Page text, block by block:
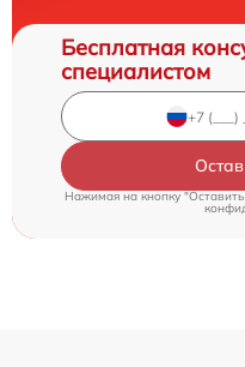
Бесплатная
специалистом
Нажимая на кнопку